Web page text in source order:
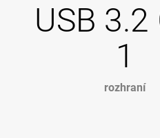
USB 3.2
1
rozhraní